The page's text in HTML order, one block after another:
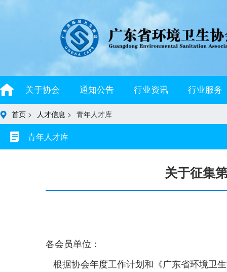
关于协会 通知公告 行业资讯 行业服务
首页 > 人才信息 > 青年人才库
青年人才库
关于征集
各会员单位：
根据协会年度工作计划和《广东省环境卫